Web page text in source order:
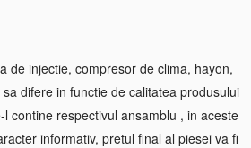
de injectie, compresor de clima, hayon,
difere in functie de calitatea produsului
contine respectivul ansamblu , in aceste
informativ, pretul final al piesei va fi